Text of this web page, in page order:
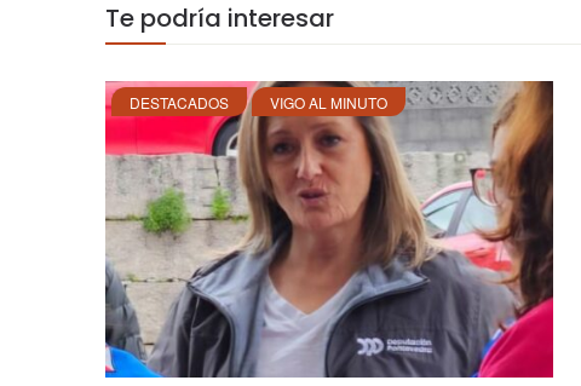
Te podría interesar
DESTACADOS VIGO AL MINUTO